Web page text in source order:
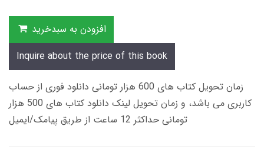
افزودن به سبدخرید
Inquire about the price of this book
زمان تحویل کتاب های 600 هزار تومانی دانلود فوری از حساب
کاربری می باشد، و زمان تحویل لینک دانلود کتاب های 500 هزار
تومانی حداکثر 12 ساعت از طریق پیامک/ایمیل